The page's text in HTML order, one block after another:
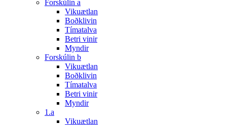
Forskúlin a
Vikuætlan
Boðklivin
Tímatalva
Betri vinir
Myndir
Forskúlin b
Vikuætlan
Boðklivin
Tímatalva
Betri vinir
Myndir
1.a
Vikuætlan